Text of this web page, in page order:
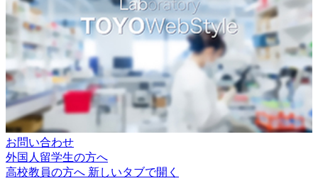
お問い合わせ
外国人留学生の方へ
高校教員の方へ 新しいタブで開く